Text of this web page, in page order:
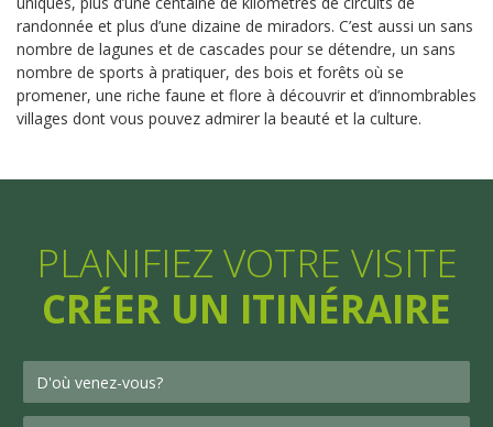
randonnée et plus d’une dizaine de miradors. C’est aussi un sans
nombre de lagunes et de cascades pour se détendre, un sans
nombre de sports à pratiquer, des bois et forêts où se
promener, une riche faune et flore à découvrir et d’innombrables
villages dont vous pouvez admirer la beauté et la culture.
PLANIFIEZ VOTRE VISITE
CRÉER UN ITINÉRAIRE